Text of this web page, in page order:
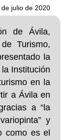
julio de 2020
de Ávila,
Turismo,
la
Institución
en la
a Ávila en
a “la
y
como es el